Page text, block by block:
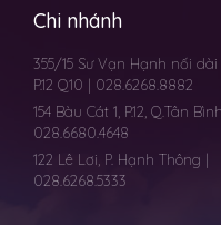
Chi nhánh
355/15 Sư Vạn Hạnh nối dài ,
P.12 Q10 | 028.6268.8882
154 Bàu Cát 1, P.12, Q.Tân
028.6680.4648
122 Lê Lơi, P. Hạnh Thông |
028.6268.5333